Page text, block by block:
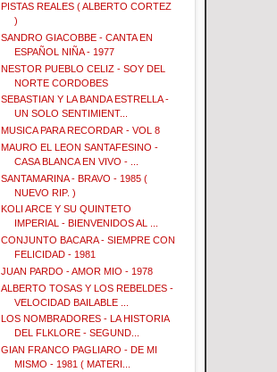
PISTAS REALES ( ALBERTO CORTEZ
)
SANDRO GIACOBBE - CANTA EN
ESPAÑOL NIÑA - 1977
NESTOR PUEBLO CELIZ - SOY DEL
NORTE CORDOBES
SEBASTIAN Y LA BANDA ESTRELLA -
UN SOLO SENTIMIENT...
MUSICA PARA RECORDAR - VOL 8
MAURO EL LEON SANTAFESINO -
CASA BLANCA EN VIVO - ...
SANTAMARINA - BRAVO - 1985 (
NUEVO RIP. )
KOLI ARCE Y SU QUINTETO
IMPERIAL - BIENVENIDOS AL ...
CONJUNTO BACARA - SIEMPRE CON
FELICIDAD - 1981
JUAN PARDO - AMOR MIO - 1978
ALBERTO TOSAS Y LOS REBELDES -
VELOCIDAD BAILABLE ...
LOS NOMBRADORES - LA HISTORIA
DEL FLKLORE - SEGUND...
GIAN FRANCO PAGLIARO - DE MI
MISMO - 1981 ( MATERI...